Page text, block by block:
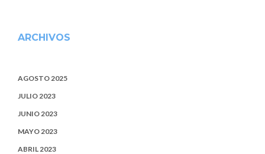
ARCHIVOS
AGOSTO 2025
JULIO 2023
JUNIO 2023
MAYO 2023
ABRIL 2023